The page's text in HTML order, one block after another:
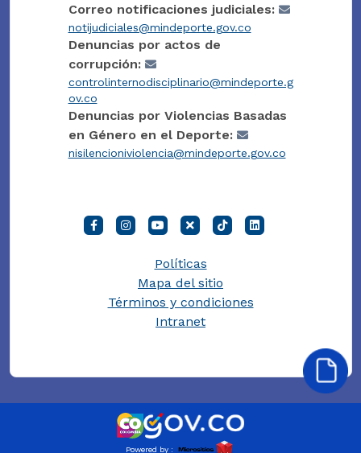
Correo notificaciones judiciales:
notijudiciales@mindeporte.gov.co
Denuncias por actos de
corrupción:
controlinternodisciplinario@mindeporte.g
ov.co
Denuncias por Violencias Basadas
en Género en el Deporte:
nisilencioniviolencia@mindeporte.gov.co
Políticas
Mapa del sitio
Términos y condiciones
Intranet
Powered by :